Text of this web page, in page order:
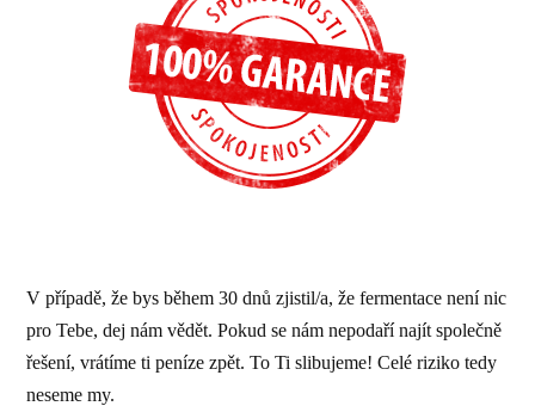
V případě, že bys během 30 dnů zjistil/a, že fermentace není nic
pro Tebe, dej nám vědět. Pokud se nám nepodaří najít společně
řešení, vrátíme ti peníze zpět. To Ti slibujeme! Celé riziko tedy
neseme my.